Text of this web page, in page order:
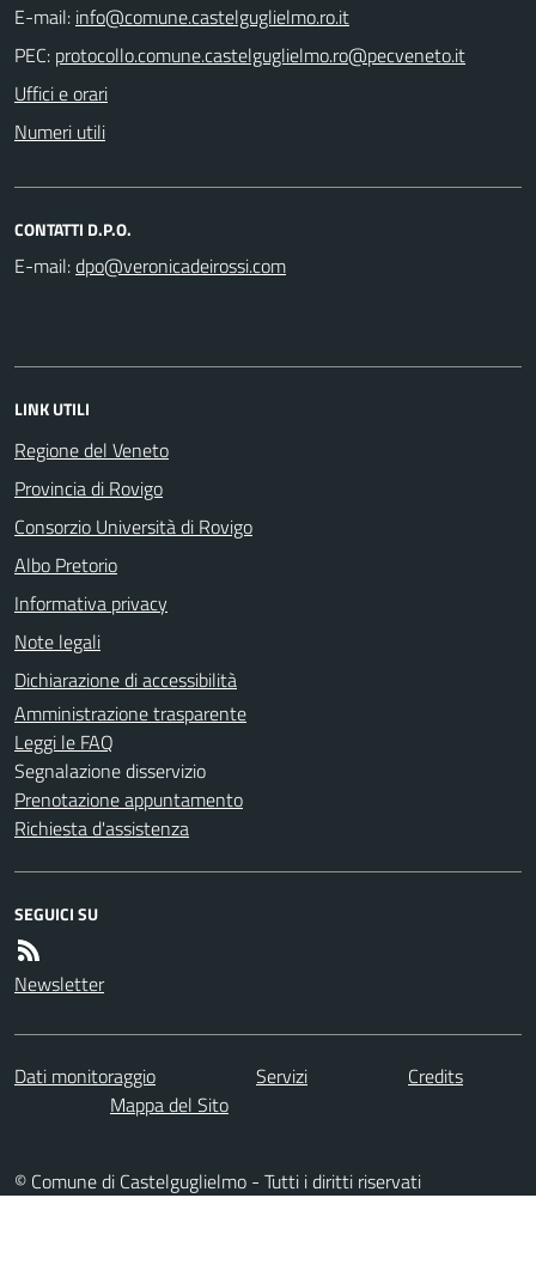
E-mail:
PEC:
Uffici e orari
Numeri utili
CONTATTI D.P.O.
E-mail:
LINK UTILI
Regione del Veneto
Provincia di Rovigo
Consorzio Università di Rovigo
Albo Pretorio
Informativa privacy
Note legali
Dichiarazione di accessibilità
Amministrazione trasparente
Leggi le FAQ
Segnalazione disservizio
Prenotazione appuntamento
Richiesta d'assistenza
SEGUICI SU
Newsletter
Dati monitoraggio Servizi
Credits
Mappa del Sito
© Comune di Castelguglielmo - Tutti i diritti riservati